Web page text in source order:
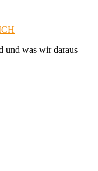
und was wir daraus